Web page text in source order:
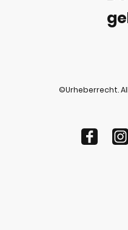
©Urheberrecht.